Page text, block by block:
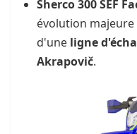
Sherco 300 SEF
évolution
d'une ligne
Akrapovič.